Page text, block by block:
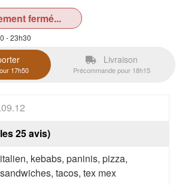
fermé...
- 23h30
17h50
Livraison
Précommande pour 18h15
25 avis)
kebabs, paninis, pizza,
tacos, tex mex